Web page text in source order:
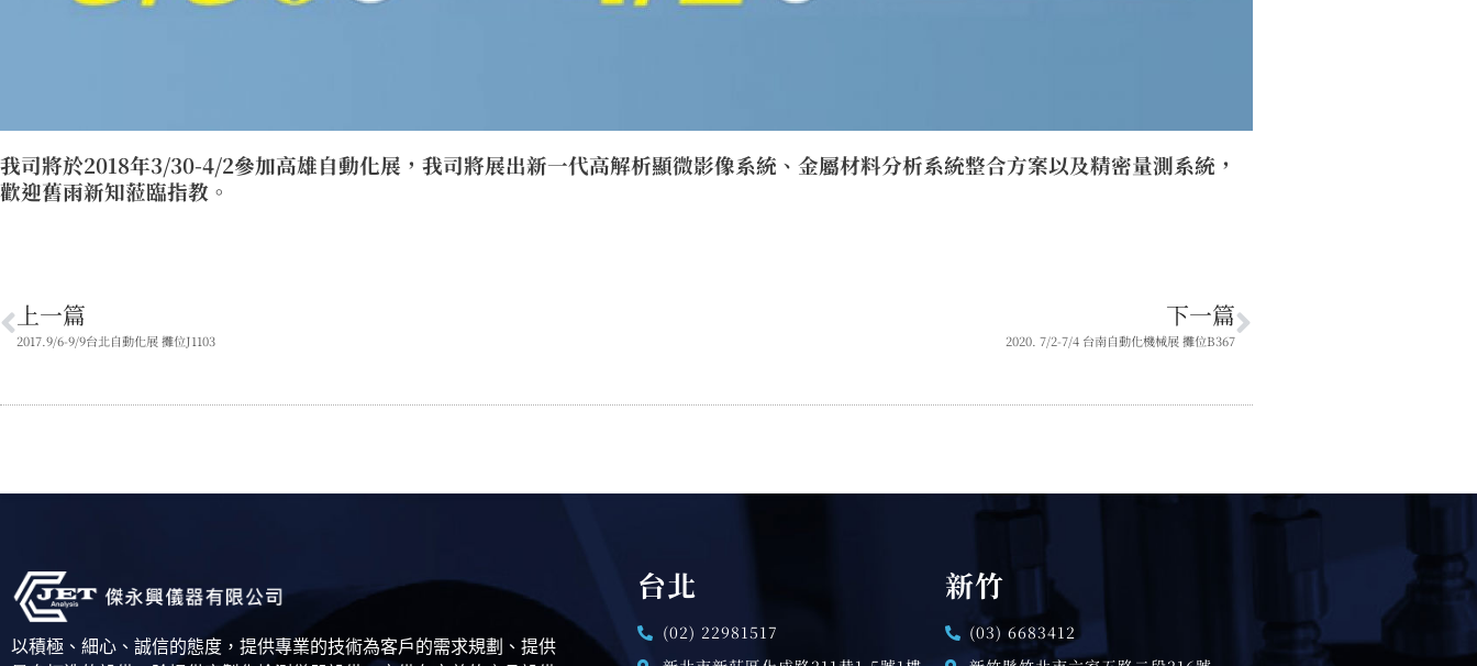
我司將於2018年3/30-4/2參加高雄自動化展，我司將展出新一代高解析顯微影像系統、金屬材料分析系統整合方案以及精密量測系統，
歡迎舊雨新知蒞臨指教。
上一篇
2017.9/6-9/9台北自動化展 攤位J1103
下一篇
2020. 7/2-7/4 台南自動化機械展 攤位B367
以積極、細心、誠信的態度，提供專業的技術為客戶的需求規劃、提供
台北
(02) 22981517
新竹
(03) 6683412